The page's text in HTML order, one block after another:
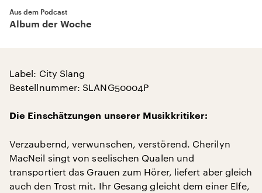
Aus dem Podcast
Album der Woche
Label: City Slang
Bestellnummer: SLANG50004P
Die Einschätzungen unserer Musikkritiker:
Verzaubernd, verwunschen, verstörend. Cherilyn
MacNeil singt von seelischen Qualen und
transportiert das Grauen zum Hörer, liefert aber gleich
auch den Trost mit. Ihr Gesang gleicht dem einer Elfe,